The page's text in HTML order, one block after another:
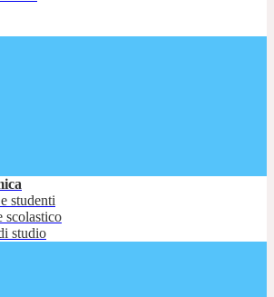
studenti
scolastico
studio